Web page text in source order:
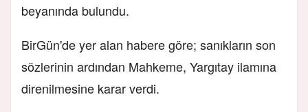
beyanında bulundu.
BirGün'de yer alan habere göre; sanıkların son
sözlerinin ardından Mahkeme, Yargıtay ilamına
direnilmesine karar verdi.